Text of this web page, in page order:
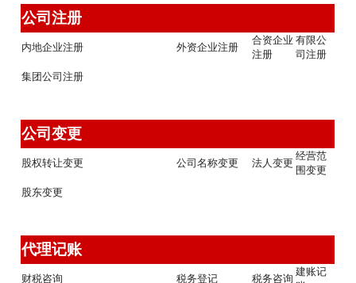
公司注册
内地企业注册 外资企业注册
合资企业
注册
有限公
司注册
集团公司注册
公司变更
股权转让变更 公司名称变更 法人变更
经营范
围变更
股东变更
代理记账
财税咨询 税务登记 税务咨询
建账记